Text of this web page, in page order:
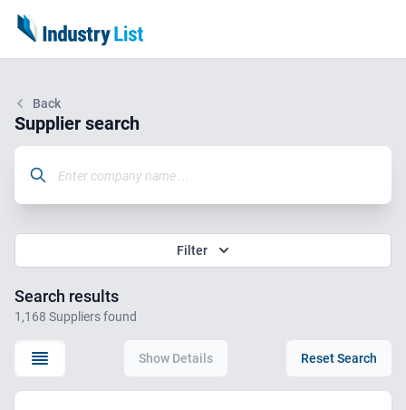
Back
Supplier search
Filter
Search results
1,168 Suppliers found
Show Details Reset Search